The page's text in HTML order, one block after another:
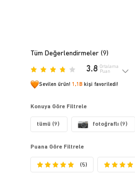
Tüm Değerlendirmeler (9)
3.8 Ortalama
Puan
Sevilen ürün! 1,1B kişi favoriledi!
Konuya Göre Filtrele
tümü (9) fotoğraflı (9)
Puana Göre Filtrele
(5)